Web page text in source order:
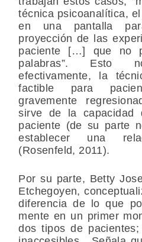
técnica psicoanalítica,
en una pantalla
proyección de las
paciente […] que no
palabras”. Esto
efectivamente, la
factible para
gravemente
sirve de la capacidad
paciente (de su parte
establecer una
(Rosenfeld, 2011).
Por su parte, Betty
Etchegoyen,
diferencia de lo que
mente en un primer
dos tipos de